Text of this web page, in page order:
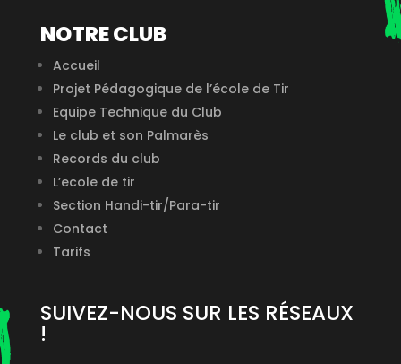
NOTRE CLUB
Accueil
Projet Pédagogique de l’école de Tir
Equipe Technique du Club
Le club et son Palmarès
Records du club
L’ecole de tir
Section Handi-tir/Para-tir
Contact
Tarifs
SUIVEZ-NOUS SUR LES RÉSEAUX
!